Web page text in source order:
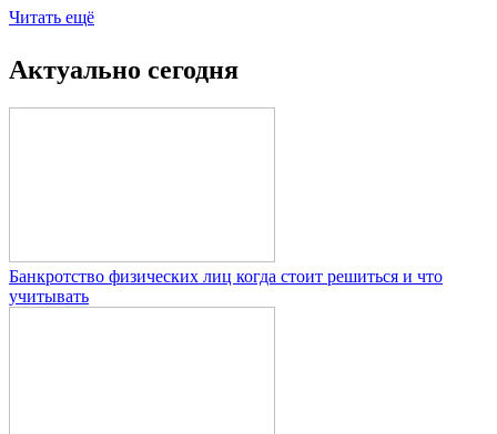
Читать ещё
Актуально сегодня
Банкротство физических лиц когда стоит решиться и что
учитывать